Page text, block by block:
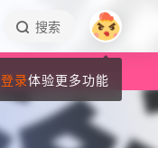
搜索
登录体验更多功能